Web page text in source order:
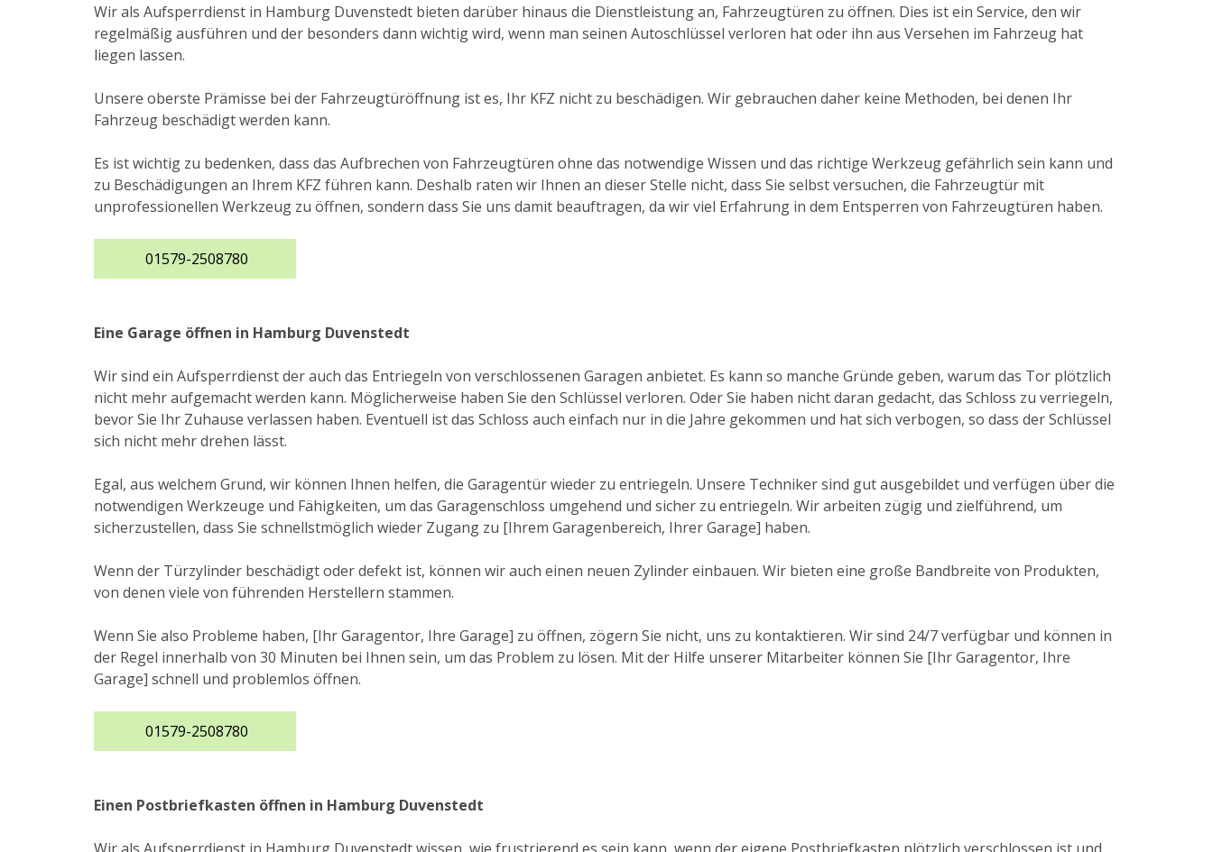
Wir als Aufsperrdienst in Hamburg Duvenstedt bieten darüber hinaus die Dienstleistung an, Fahrzeugtüren zu öffnen. Dies ist ein Service, den wir
regelmäßig ausführen und der besonders dann wichtig wird, wenn man seinen Autoschlüssel verloren hat oder ihn aus Versehen im Fahrzeug hat
liegen lassen.
Unsere oberste Prämisse bei der Fahrzeugtüröffnung ist es, Ihr KFZ nicht zu beschädigen. Wir gebrauchen daher keine Methoden, bei denen Ihr
Fahrzeug beschädigt werden kann.
Es ist wichtig zu bedenken, dass das Aufbrechen von Fahrzeugtüren ohne das notwendige Wissen und das richtige Werkzeug gefährlich sein kann und
zu Beschädigungen an Ihrem KFZ führen kann. Deshalb raten wir Ihnen an dieser Stelle nicht, dass Sie selbst versuchen, die Fahrzeugtür mit
unprofessionellen Werkzeug zu öffnen, sondern dass Sie uns damit beauftragen, da wir viel Erfahrung in dem Entsperren von Fahrzeugtüren haben.
01579-2508780
Eine Garage öffnen in Hamburg Duvenstedt
Wir sind ein Aufsperrdienst der auch das Entriegeln von verschlossenen Garagen anbietet. Es kann so manche Gründe geben, warum das Tor plötzlich
nicht mehr aufgemacht werden kann. Möglicherweise haben Sie den Schlüssel verloren. Oder Sie haben nicht daran gedacht, das Schloss zu verriegeln,
bevor Sie Ihr Zuhause verlassen haben. Eventuell ist das Schloss auch einfach nur in die Jahre gekommen und hat sich verbogen, so dass der Schlüssel
sich nicht mehr drehen lässt.
Egal, aus welchem Grund, wir können Ihnen helfen, die Garagentür wieder zu entriegeln. Unsere Techniker sind gut ausgebildet und verfügen über die
notwendigen Werkzeuge und Fähigkeiten, um das Garagenschloss umgehend und sicher zu entriegeln. Wir arbeiten zügig und zielführend, um
sicherzustellen, dass Sie schnellstmöglich wieder Zugang zu [Ihrem Garagenbereich, Ihrer Garage] haben.
Wenn der Türzylinder beschädigt oder defekt ist, können wir auch einen neuen Zylinder einbauen. Wir bieten eine große Bandbreite von Produkten,
von denen viele von führenden Herstellern stammen.
Wenn Sie also Probleme haben, [Ihr Garagentor, Ihre Garage] zu öffnen, zögern Sie nicht, uns zu kontaktieren. Wir sind 24/7 verfügbar und können in
der Regel innerhalb von 30 Minuten bei Ihnen sein, um das Problem zu lösen. Mit der Hilfe unserer Mitarbeiter können Sie [Ihr Garagentor, Ihre
Garage] schnell und problemlos öffnen.
01579-2508780
Einen Postbriefkasten öffnen in Hamburg Duvenstedt